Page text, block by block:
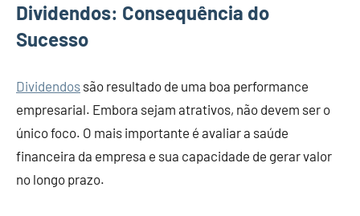
Dividendos: Consequência do
Sucesso
Dividendos são resultado de uma boa performance
empresarial. Embora sejam atrativos, não devem ser o
único foco. O mais importante é avaliar a saúde
financeira da empresa e sua capacidade de gerar valor
no longo prazo.